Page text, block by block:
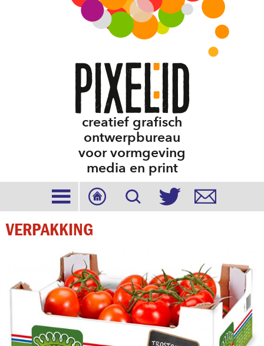
creatief grafisch
ontwerpbureau
voor vormgeving
media en print
    
VERPAKKING